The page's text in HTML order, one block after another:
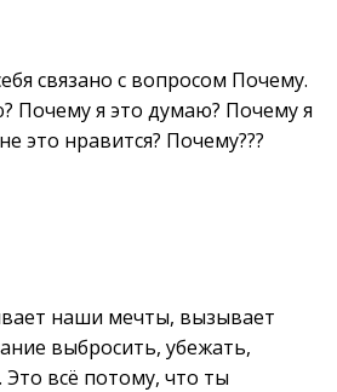
связано с вопросом Почему.
Почему я это думаю? Почему я
это нравится? Почему???
наши мечты, вызывает
выбросить, убежать,
Это всё потому, что ты